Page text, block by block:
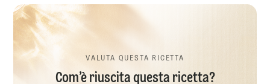
VALUTA QUESTA RICETTA
Com’è riuscita questa ricetta?